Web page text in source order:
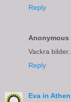
Reply
Anonymous
Vackra
Reply
Eva in